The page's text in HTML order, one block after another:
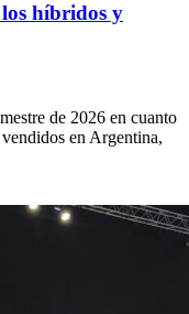
híbridos y
de 2026 en cuanto
en Argentina,